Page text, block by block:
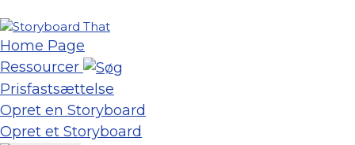
Home Page
Ressourcer
Prisfastsættelse
Opret en Storyboard
Opret et Storyboard